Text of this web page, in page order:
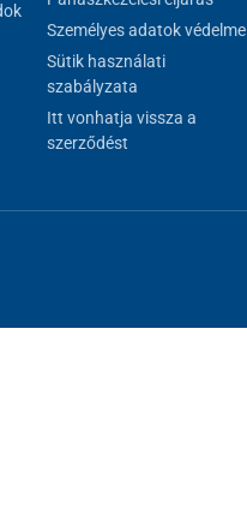
Személyes adatok védelme
Sütik használati
szabályzata
Itt vonhatja vissza a
szerződést